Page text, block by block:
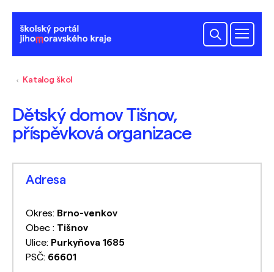
Katalog škol
Dětský domov Tišnov,
příspěvková organizace
Adresa
Okres: Brno-venkov
Obec : Tišnov
Ulice: Purkyňova 1685
PSČ: 66601